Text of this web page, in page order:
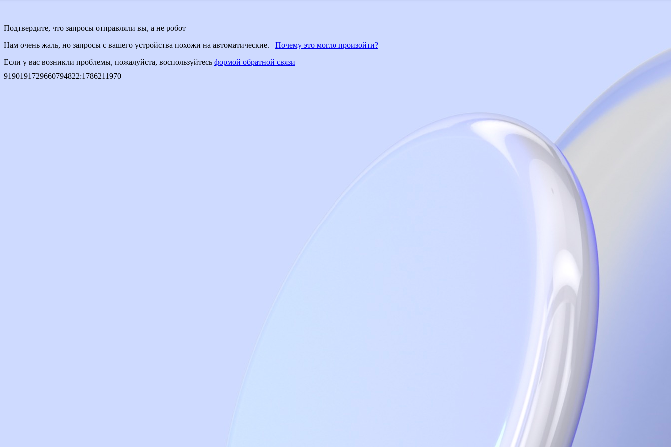
Подтвердите, что запросы отправляли вы, а не робот
Нам очень жаль, но запросы с вашего устройства похожи на автоматические. Почему это могло произойти?
Если у вас возникли проблемы, пожалуйста, воспользуйтесь формой обратной связи
9190191729660794822:1786211970